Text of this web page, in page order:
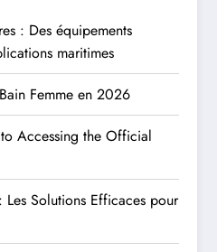
: Des équipements
maritimes
Femme en 2026
Accessing the Official
Les Solutions Efficaces pour